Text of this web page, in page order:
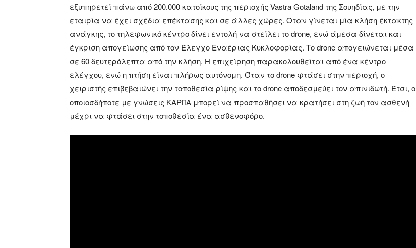
εξυπηρετεί πάνω από 200.000 κατοίκους της περιοχής Vastra Gotaland της Σουηδίας, με την
εταιρία να έχει σχέδια επέκτασης και σε άλλες χώρες. Όταν γίνεται μία κλήση έκτακτης
ανάγκης, το τηλεφωνικό κέντρο δίνει εντολή να στείλει το drone, ενώ άμεσα δίνεται και
έγκριση απογείωσης από τον Έλεγχο Εναέριας Κυκλοφορίας. Το drone απογειώνεται μέσα
σε 60 δευτερόλεπτα από την κλήση. Η επιχείρηση παρακολουθείται από ένα κέντρο
ελέγχου, ενώ η πτήση είναι πλήρως αυτόνομη. Όταν το drone φτάσει στην περιοχή, ο
χειριστής επιβεβαιώνει την τοποθεσία ρίψης και το drone αποδεσμεύει τον απινιδωτή. Έτσι, ο
οποιοσδήποτε με γνώσεις ΚΑΡΠΑ μπορεί να προσπαθήσει να κρατήσει στη ζωή τον ασθενή
μέχρι να φτάσει στην τοποθεσία ένα ασθενοφόρο.